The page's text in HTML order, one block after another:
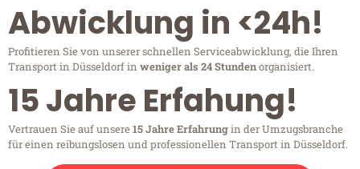
Abwicklung in <24h!
Profitieren Sie von unserer schnellen Serviceabwicklung, die Ihren
Transport in Düsseldorf in weniger als 24 Stundenorganisiert.
15 Jahre Erfahung!
Vertrauen Sie auf unsere15 Jahre Erfahrungin der Umzugsbranche
für einen reibungslosen und professionellen Transport in Düsseldorf.